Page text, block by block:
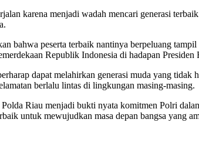
karena menjadi wadah mencari generasi
bahwa peserta terbaik nantinya berpeluang
Republik Indonesia di hadapan Presiden
dapat melahirkan generasi muda yang
berlalu lintas di lingkungan masing-masing.
Riau menjadi bukti nyata komitmen Polri
untuk mewujudkan masa depan bangsa yang